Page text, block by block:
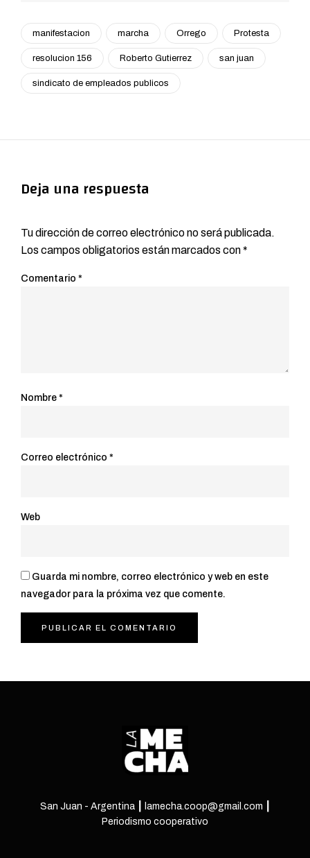
manifestacion marcha Orrego Protesta
resolucion 156 Roberto Gutierrez san juan
sindicato de empleados publicos
Deja una respuesta
Tu dirección de correo electrónico no será publicada.
Los campos obligatorios están marcados con*
Comentario *
Nombre *
Correo electrónico *
Web
Guarda mi nombre, correo electrónico y web en este
navegador para la próxima vez que comente.
San Juan - Argentina ┃ lamecha.coop@gmail.com ┃
Periodismo cooperativo